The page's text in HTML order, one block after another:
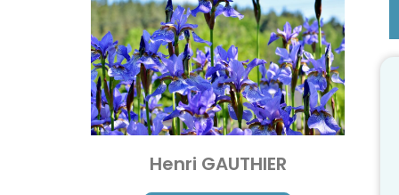
Henri GAUTHIER